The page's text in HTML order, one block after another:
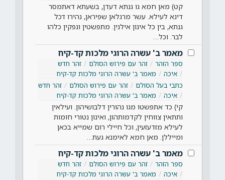
קט) מאן חמא גו גנתא דעדן, בשעתא דאתמסר
דינא לעילא. עשר מרגלאן שפיראן, נהירו דכל
גנתא, בין כל אינון אילנין. מתפשטין ונפקין כלהו
לבר. וכל…
מאמר ב' עשרה הרוגי מלכות קד-קיח
ספר הזהר זהר עם פירוש הסולם
זהר חדש
איכה
מאמר ב' עשרה הרוגי מלכות קד-קיח
כתבי בעל הסולם
זהר עם פירוש הסולם
זהר חדש
איכה
מאמר ב' עשרה הרוגי מלכות קד-קיח
קי) כד אתפשטו מגו נהורין דלבושיהון. ועילאין
ותתאין צווחין לקדמותהון, ואינון נטורי חומות
לעילא מזדעזעין, וכל חיילי רום שמייא בכאן
ומייללן. מאן חמא לאימנא געת…
מאמר ב' עשרה הרוגי מלכות קד-קיח
ספר הזהר זהר עם פירוש הסולם
זהר חדש
איכה
מאמר ב' עשרה הרוגי מלכות קד-קיח